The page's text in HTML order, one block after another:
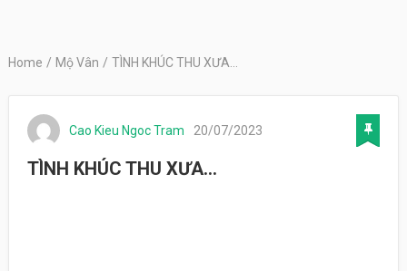
Home / Mộ Vân / TÌNH KHÚC THU XƯA…
Cao Kieu Ngoc Tram 20/07/2023
TÌNH KHÚC THU XƯA…